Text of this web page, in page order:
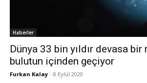
Haberler
Dünya 33 bin yıldır devasa
bulutun içinden geçiyor
Furkan Kalay - 8 Eylül 2020